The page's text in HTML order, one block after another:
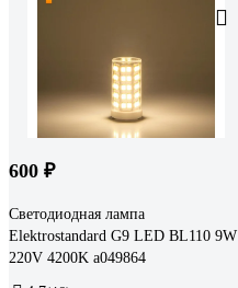
600 ₽
Светодиодная лампа
Elektrostandard G9 LED BL110 9W
220V 4200K a049864